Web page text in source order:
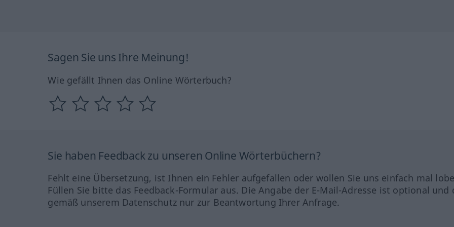
Sagen Sie uns Ihre Meinung!
Wie gefällt Ihnen das Online Wörterbuch?
Sie haben Feedback zu unseren Online Wörterbüchern?
Fehlt eine Übersetzung, ist Ihnen ein Fehler aufgefallen oder wollen Sie uns einfach mal
Füllen Sie bitte das Feedback-Formular aus. Die Angabe der E-Mail-Adresse ist optional und
gemäß unserem Datenschutz nur zur Beantwortung Ihrer Anfrage.